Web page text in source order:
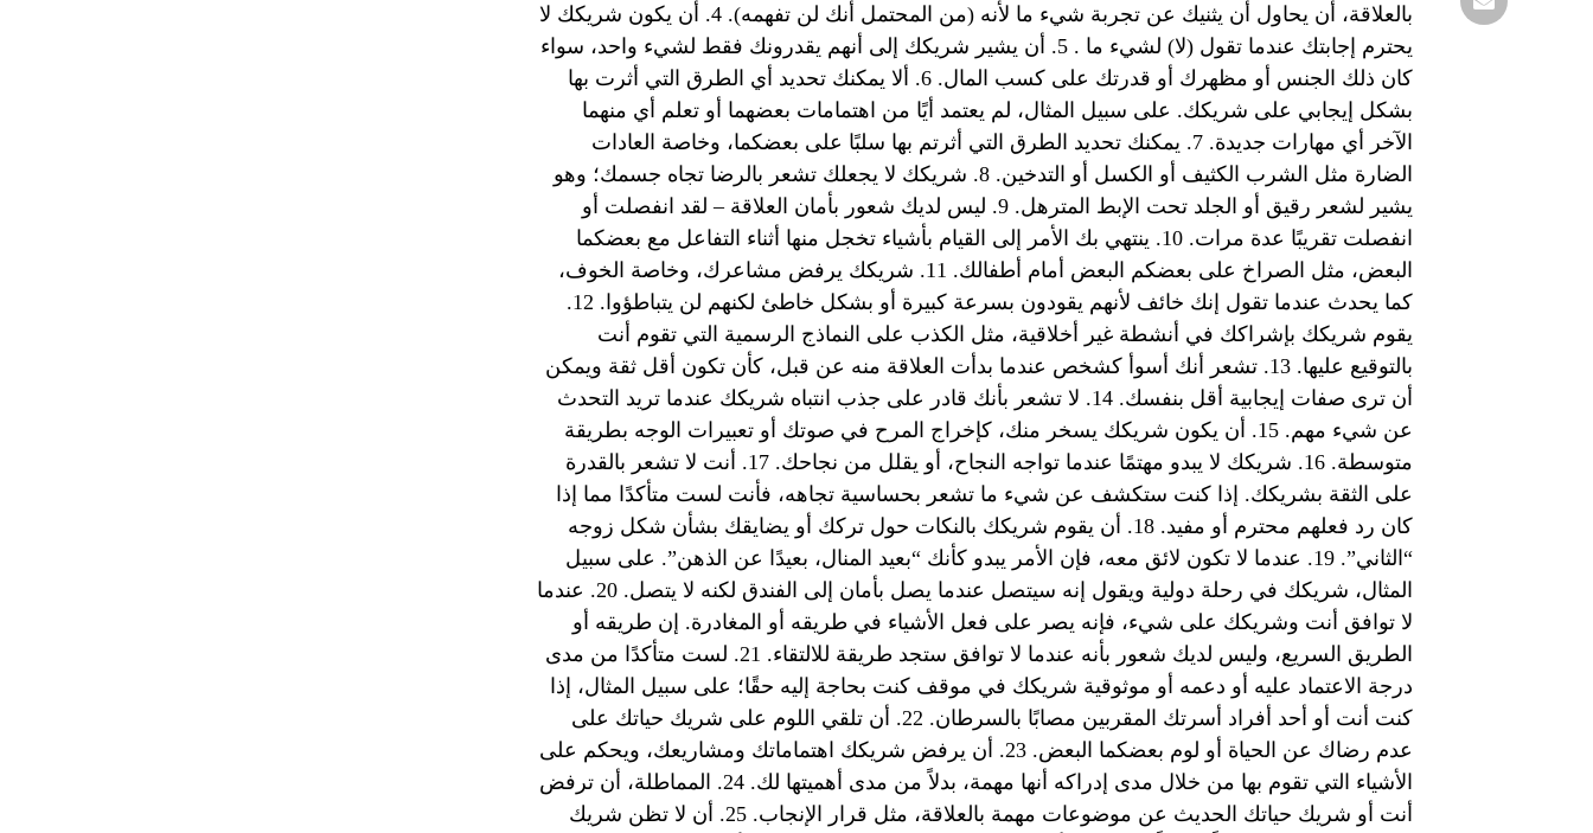
بالعلاقة، أن يحاول أن يثنيك عن تجربة شيء ما لأنه (من المحتمل أنك لن تفهمه). 4. أن يكون شريكك لا
يحترم إجابتك عندما تقول (لا) لشيء ما . 5. أن يشير شريكك إلى أنهم يقدرونك فقط لشيء واحد، سواء
كان ذلك الجنس أو مظهرك أو قدرتك على كسب المال. 6. ألا يمكنك تحديد أي الطرق التي أثرت بها
بشكل إيجابي على شريكك. على سبيل المثال، لم يعتمد أيًا من اهتمامات بعضهما أو تعلم أي منهما
الآخر أي مهارات جديدة. 7. يمكنك تحديد الطرق التي أثرتم بها سلبًا على بعضكما، وخاصة العادات
الضارة مثل الشرب الكثيف أو الكسل أو التدخين. 8. شريكك لا يجعلك تشعر بالرضا تجاه جسمك؛ وهو
يشير لشعر رقيق أو الجلد تحت الإبط المترهل. 9. ليس لديك شعور بأمان العلاقة – لقد انفصلت أو
انفصلت تقريبًا عدة مرات. 10. ينتهي بك الأمر إلى القيام بأشياء تخجل منها أثناء التفاعل مع بعضكما
البعض، مثل الصراخ على بعضكم البعض أمام أطفالك. 11. شريكك يرفض مشاعرك، وخاصة الخوف،
كما يحدث عندما تقول إنك خائف لأنهم يقودون بسرعة كبيرة أو بشكل خاطئ لكنهم لن يتباطؤوا. 12.
يقوم شريكك بإشراكك في أنشطة غير أخلاقية، مثل الكذب على النماذج الرسمية التي تقوم أنت
بالتوقيع عليها. 13. تشعر أنك أسوأ كشخص عندما بدأت العلاقة منه عن قبل، كأن تكون أقل ثقة ويمكن
أن ترى صفات إيجابية أقل بنفسك. 14. لا تشعر بأنك قادر على جذب انتباه شريكك عندما تريد التحدث
عن شيء مهم. 15. أن يكون شريكك يسخر منك، كإخراج المرح في صوتك أو تعبيرات الوجه بطريقة
متوسطة. 16. شريكك لا يبدو مهتمًا عندما تواجه النجاح، أو يقلل من نجاحك. 17. أنت لا تشعر بالقدرة
على الثقة بشريكك. إذا كنت ستكشف عن شيء ما تشعر بحساسية تجاهه، فأنت لست متأكدًا مما إذا
كان رد فعلهم محترم أو مفيد. 18. أن يقوم شريكك بالنكات حول تركك أو يضايقك بشأن شكل زوجه
“الثاني”. 19. عندما لا تكون لائق معه، فإن الأمر يبدو كأنك “بعيد المنال، بعيدًا عن الذهن”. على سبيل
المثال، شريكك في رحلة دولية ويقول إنه سيتصل عندما يصل بأمان إلى الفندق لكنه لا يتصل. 20. عندما
لا توافق أنت وشريكك على شيء، فإنه يصر على فعل الأشياء في طريقه أو المغادرة. إن طريقه أو
الطريق السريع، وليس لديك شعور بأنه عندما لا توافق ستجد طريقة للالتقاء. 21. لست متأكدًا من مدى
درجة الاعتماد عليه أو دعمه أو موثوقية شريكك في موقف كنت بحاجة إليه حقًا؛ على سبيل المثال، إذا
كنت أنت أو أحد أفراد أسرتك المقربين مصابًا بالسرطان. 22. أن تلقي اللوم على شريك حياتك على
عدم رضاك عن الحياة أو لوم بعضكما البعض. 23. أن يرفض شريكك اهتماماتك ومشاريعك، ويحكم على
الأشياء التي تقوم بها من خلال مدى إدراكه أنها مهمة، بدلاً من مدى أهميتها لك. 24. المماطلة، أن ترفض
أنت أو شريك حياتك الحديث عن موضوعات مهمة بالعلاقة، مثل قرار الإنجاب. 25. أن لا تظن شريك